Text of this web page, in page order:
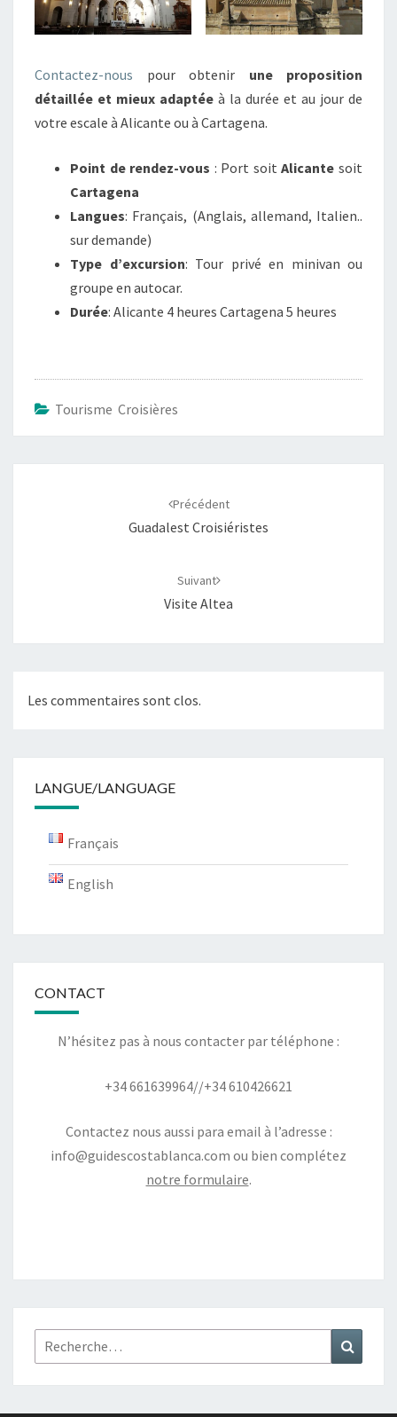
Contactez-nous pour obtenir une proposition
détaillée et mieux adaptée à la durée et au jour de
votre escale à Alicante ou à Cartagena.
Point de rendez-vous : Port soitAlicante soit
Cartagena
Langues: Français, (Anglais, allemand, Italien..
sur demande)
Type d’excursion: Tour privé en minivan ou
groupe en autocar.
Durée: Alicante 4 heures Cartagena 5 heures
Tourisme Croisières
Précédent
Guadalest Croisiéristes
Suivant
Visite Altea
Les commentaires sont clos.
LANGUE/LANGUAGE
Français
English
CONTACT
N’hésitez pas à nous contacter par téléphone :
+34 661639964//+34 610426621
Contactez nous aussi para email à l’adresse :
info@guidescostablanca.com ou bien complétez
notre formulaire.
Rechercher :